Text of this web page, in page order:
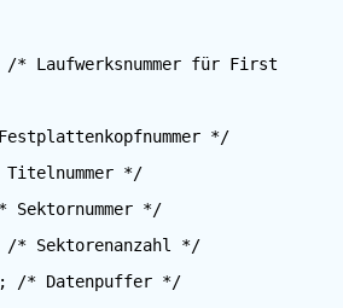
Laufwerksnummer für First
*/
*/
*/
* Sektorenanzahl */